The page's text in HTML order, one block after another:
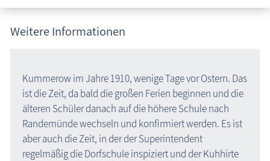
Weitere Informationen
Kummerow im Jahre 1910, wenige Tage vor Ostern. Das
ist die Zeit, da bald die großen Ferien beginnen und die
älteren Schüler danach auf die höhere Schule nach
Randemünde wechseln und konfirmiert werden. Es ist
aber auch die Zeit, in der der Superintendent
regelmäßig die Dorfschule inspiziert und der Kuhhirte